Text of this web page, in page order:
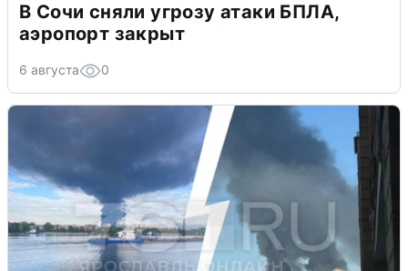
В Сочи сняли угрозу атаки БПЛА,
аэропорт закрыт
6 августа 0